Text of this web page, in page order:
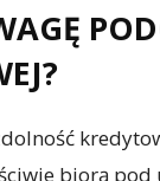
biorą